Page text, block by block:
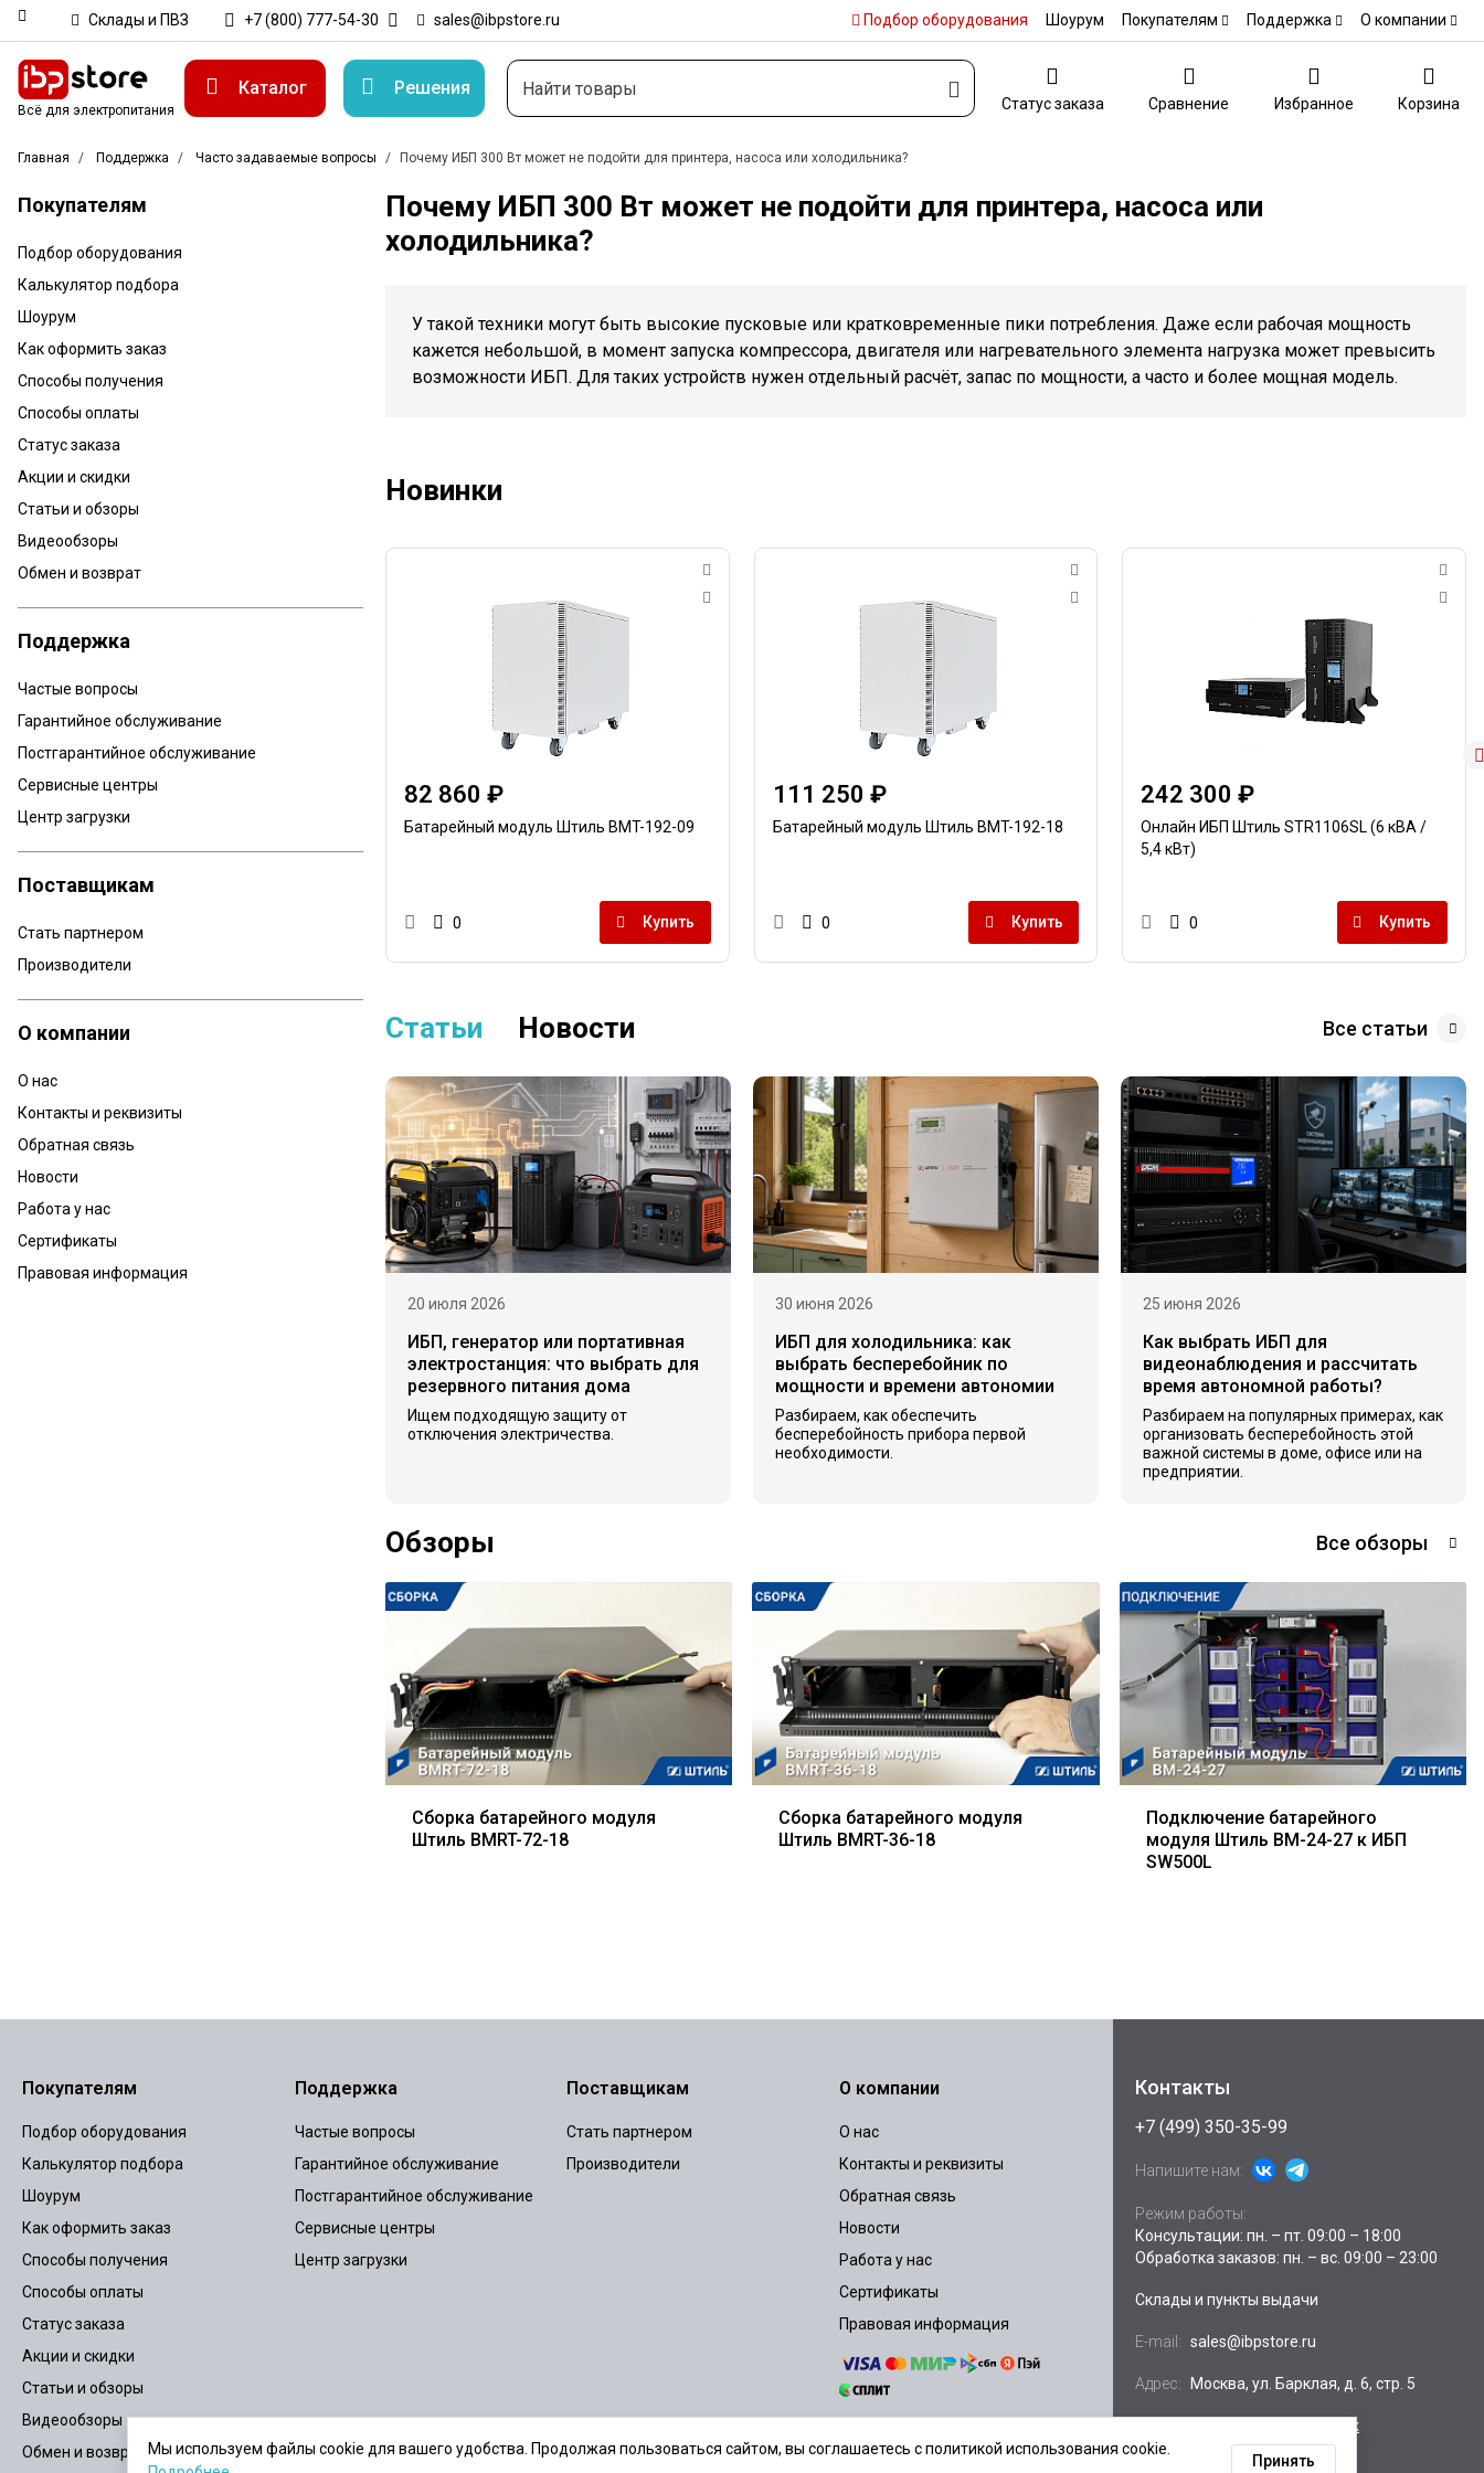
Склады и ПВЗ +7 (800) 777-54-30 sales@ibpstore.ru Подбор оборудования Шоурум Покупателям Поддержка О компании
Всё для электропитания
Каталог Решения
Статус заказа Сравнение Избранное Корзина
Главная Поддержка Часто задаваемые вопросы Почему ИБП 300 Вт может не подойти для принтера, насоса или холодильника?
Покупателям
Подбор оборудования
Калькулятор подбора
Шоурум
Как оформить заказ
Способы получения
Способы оплаты
Статус заказа
Акции и скидки
Статьи и обзоры
Видеообзоры
Обмен и возврат
Поддержка
Частые вопросы
Гарантийное обслуживание
Постгарантийное обслуживание
Сервисные центры
Центр загрузки
Поставщикам
Стать партнером
Производители
О компании
О нас
Контакты и реквизиты
Обратная связь
Новости
Работа у нас
Сертификаты
Правовая информация
Почему ИБП 300 Вт может не подойти для принтера, насоса или
холодильника?
У такой техники могут быть высокие пусковые или кратковременные пики потребления. Даже если рабочая мощность
кажется небольшой, в момент запуска компрессора, двигателя или нагревательного элемента нагрузка может превысить
возможности ИБП. Для таких устройств нужен отдельный расчёт, запас по мощности, а часто и более мощная модель.
Новинки
82 860 ₽
Батарейный модуль Штиль BMT-192-09
0 Купить
111 250 ₽
Батарейный модуль Штиль BMT-192-18
0 Купить
242 300 ₽
Онлайн ИБП Штиль STR1106SL (6 кВА /
5,4 кВт)
0 Купить
Статьи Новости Все статьи
20 июля 2026
ИБП, генератор или портативная
электростанция: что выбрать для
резервного питания дома
Ищем подходящую защиту от
отключения электричества.
30 июня 2026
ИБП для холодильника: как
выбрать бесперебойник по
мощности и времени автономии
Разбираем, как обеспечить
бесперебойность прибора первой
необходимости.
25 июня 2026
Как выбрать ИБП для
видеонаблюдения и рассчитать
время автономной работы?
Разбираем на популярных примерах, как
организовать бесперебойность этой
важной системы в доме, офисе или на
предприятии.
Обзоры Все обзоры
Сборка батарейного модуля
Штиль BMRT-72-18
Сборка батарейного модуля
Штиль BMRT-36-18
Подключение батарейного
модуля Штиль BM-24-27 к ИБП
SW500L
Покупателям
Подбор оборудования
Калькулятор подбора
Шоурум
Как оформить заказ
Способы получения
Способы оплаты
Статус заказа
Акции и скидки
Статьи и обзоры
Видеообзоры
Обмен и возврат
Поддержка
Частые вопросы
Гарантийное обслуживание
Постгарантийное обслуживание
Сервисные центры
Центр загрузки
Поставщикам
Стать партнером
Производители
О компании
О нас
Контакты и реквизиты
Обратная связь
Новости
Работа у нас
Сертификаты
Правовая информация
Контакты
+7 (499) 350-35-99
Напишите нам:
Режим работы:
Консультации: пн. – пт. 09:00 – 18:00
Обработка заказов: пн. – вс. 09:00 – 23:00
Склады и пункты выдачи
E-mail: sales@ibpstore.ru
Адрес: Москва, ул. Барклая, д. 6, стр. 5
Яндекс.картах
Мы используем файлы cookie для вашего удобства. Продолжая пользоваться сайтом, вы соглашаетесь с политикой использования cookie.
Принять